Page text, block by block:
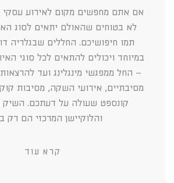
אם אתם מחפשים מקום לאירוע
לא בטוחים שהאולם יתאים לסוג
תמו חיפושיכם. החללים שבגלריה
במיוחד ויכולים להתאים לכל סוגי
– החל ממפגשי מינגלינג ועד
מסיבתיים, אירועי השקה, מסיבות
קונספט שעולה על דעתכם. השיק
והלוקיישן המרכזי הם רק
קרא עוד